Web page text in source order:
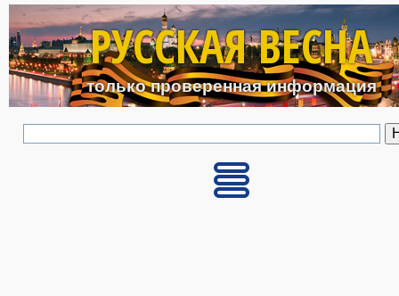
Перейти к основному
РУССКАЯ ВЕСНА
только проверенная информация